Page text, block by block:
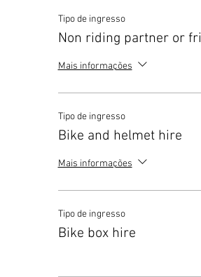
Tipo de ingresso
Non riding partner or
Mais informações
Tipo de ingresso
Bike and helmet hire
Mais informações
Tipo de ingresso
Bike box hire